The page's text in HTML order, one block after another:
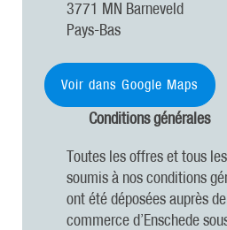
3771 MN Barneveld
Pays-Bas
Voir dans Google Maps
Conditions générales
Toutes les offres et tous
soumis à nos conditions
ont été déposées auprès
commerce d’Enschede